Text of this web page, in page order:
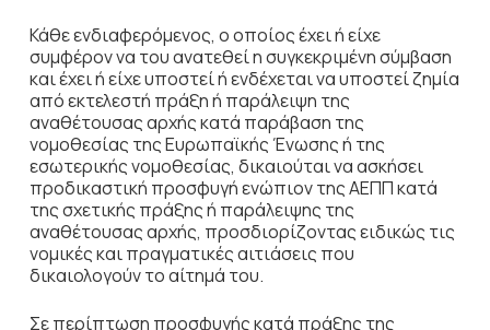
Κάθε ενδιαφερόμενος, ο οποίος έχει ή είχε
συμφέρον να του ανατεθεί η συγκεκριμένη σύμβαση
και έχει ή είχε υποστεί ή ενδέχεται να υποστεί ζημία
από εκτελεστή πράξη ή παράλειψη της
αναθέτουσας αρχής κατά παράβαση της
νομοθεσίας της Ευρωπαϊκής Ένωσης ή της
εσωτερικής νομοθεσίας, δικαιούται να ασκήσει
προδικαστική προσφυγή ενώπιον της ΑΕΠΠ κατά
της σχετικής πράξης ή παράλειψης της
αναθέτουσας αρχής, προσδιορίζοντας ειδικώς τις
νομικές και πραγματικές αιτιάσεις που
δικαιολογούν το αίτημά του.
Σε περίπτωση προσφυγής κατά πράξης της